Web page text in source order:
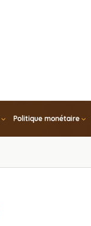
Politique monétaire